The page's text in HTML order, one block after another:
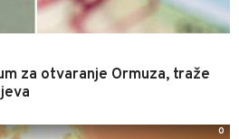
za otvaranje Ormuza, traže
0